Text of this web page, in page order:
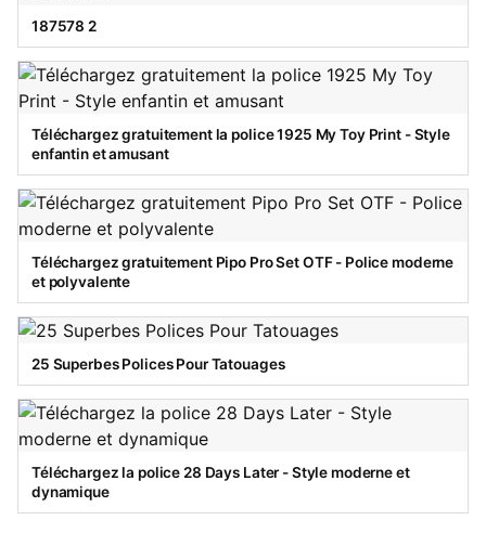
187578 2
Téléchargez gratuitement la police 1925 My Toy Print - Style
enfantin et amusant
Téléchargez gratuitement Pipo Pro Set OTF - Police moderne
et polyvalente
25 Superbes Polices Pour Tatouages
Téléchargez la police 28 Days Later - Style moderne et
dynamique